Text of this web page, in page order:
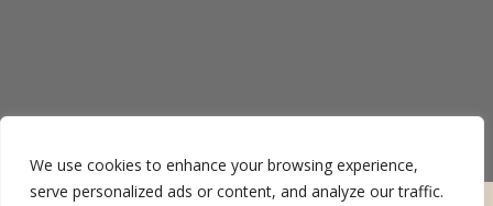
We use cookies to enhance your browsing experience,
serve personalized ads or content, and analyze our traffic.